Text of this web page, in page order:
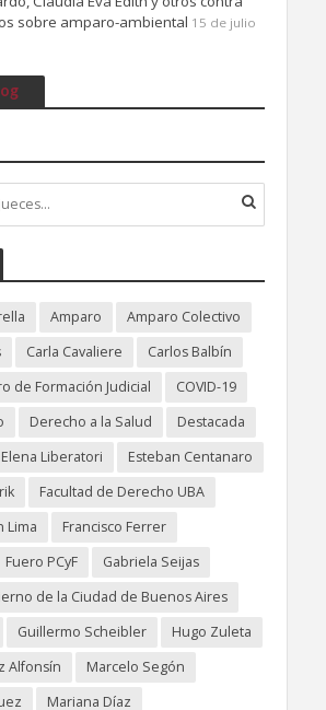
sobre amparo-ambiental 15 de julio
Amparo
Amparo Colectivo
Carla Cavaliere
Carlos Balbín
de Formación Judicial
COVID-19
Derecho a la Salud
Destacada
Elena Liberatori
Esteban Centanaro
Facultad de Derecho UBA
Lima
Francisco Ferrer
Fuero PCyF
Gabriela Seijas
de la Ciudad de Buenos Aires
Guillermo Scheibler
Hugo Zuleta
Alfonsín
Marcelo Segón
Mariana Díaz